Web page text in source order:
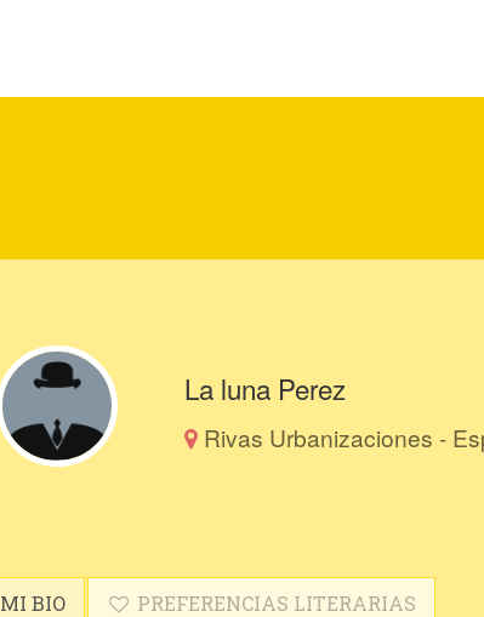
La luna Perez
Rivas Urbanizaciones -
MI BIO PREFERENCIAS LITERARIAS